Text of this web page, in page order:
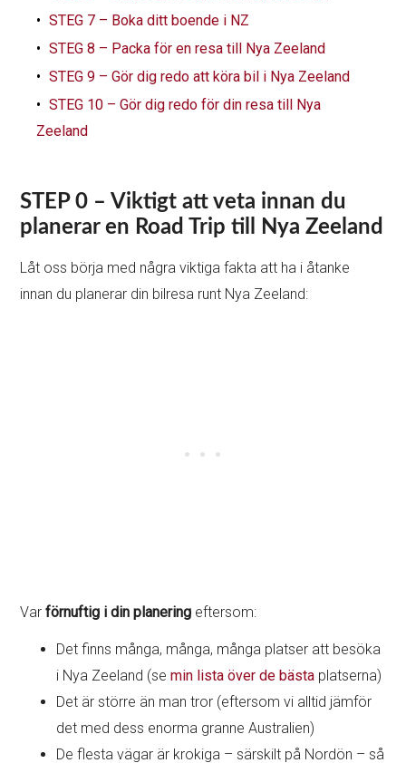
STEG 7 – Boka ditt boende i NZ
STEG 8 – Packa för en resa till Nya Zeeland
STEG 9 – Gör dig redo att köra bil i Nya Zeeland
STEG 10 – Gör dig redo för din resa till Nya
Zeeland
STEP 0 – Viktigt att veta innan du
planerar en Road Trip till Nya Zeeland
Låt oss börja med några viktiga fakta att ha i åtanke
innan du planerar din bilresa runt Nya Zeeland:
Varförnuftig i din planering eftersom:
Det finns många, många, många platser att besöka
i Nya Zeeland (semin lista över de bästa platserna)
Det är större än man tror (eftersom vi alltid jämför
det med dess enorma granne Australien)
De flesta vägar är krokiga – särskilt på Nordön – så